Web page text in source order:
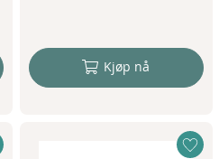
Kjøp nå